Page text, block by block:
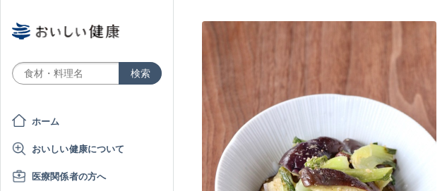
ホーム
おいしい健康について
医療関係者の方へ